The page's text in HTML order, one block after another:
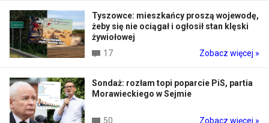
Tyszowce: mieszkańcy proszą wojewodę,
żeby się nie ociągał i ogłosił stan klęski
żywiołowej
17
Zobacz więcej »
Sondaż: rozłam topi poparcie PiS, partia
Morawieckiego w Sejmie
50 Zobacz więcej »